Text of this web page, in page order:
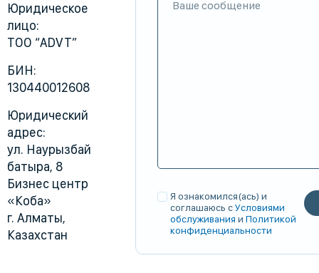
Юридическое
лицо:
ТОО “ADVT”
БИН:
130440012608
Юридический
адрес:
ул. Наурызбай
батыра, 8
Бизнес центр
«Коба»
г. Алматы,
Казахстан
Я ознакомился(ась) и
соглашаюсь сУсловиями
обслуживания и Политикой
конфиденциальности